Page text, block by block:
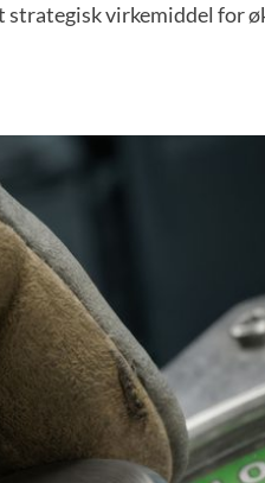
virkemiddel for